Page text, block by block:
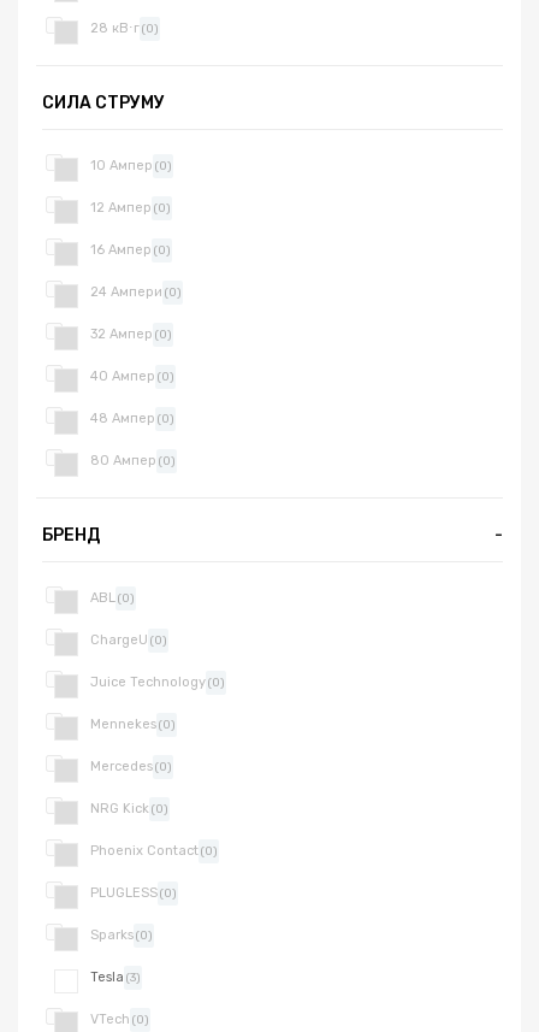
28 кВ⋅г(0)
СИЛА СТРУМУ
10 Ампер (0)
12 Ампер (0)
16 Ампер (0)
24 Ампери (0)
32 Ампер (0)
40 Ампер (0)
48 Ампер (0)
80 Ампер (0)
БРЕНД -
ABL(0)
ChargeU (0)
Juice Technology(0)
Mennekes(0)
Mercedes(0)
NRG Kick(0)
Phoenix Contact(0)
PLUGLESS(0)
Sparks(0)
Tesla (3)
VTech (0)